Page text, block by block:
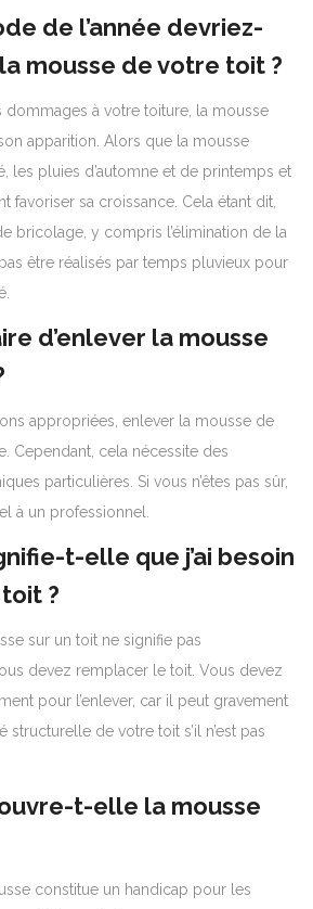
de l’année devriez-
mousse de votre toit ?
dommages à votre toiture, la mousse
apparition. Alors que la mousse
les pluies d’automne et de printemps et
favoriser sa croissance. Cela étant dit,
bricolage, y compris l’élimination de la
être réalisés par temps pluvieux pour
d’enlever la mousse
appropriées, enlever la mousse de
Cependant, cela nécessite des
particulières. Si vous n’êtes pas sûr,
à un professionnel.
t-elle que j’ai besoin
?
sur un toit ne signifie pas
devez remplacer le toit. Vous devez
pour l’enlever, car il peut gravement
structurelle de votre toit s’il n’est pas
t-elle la mousse
constitue un handicap pour les